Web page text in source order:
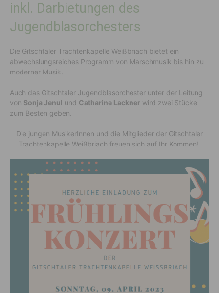
inkl. Darbietungen des
Jugendblasorchesters
Die Gitschtaler Trachtenkapelle Weißbriach bietet ein
abwechslungsreiches Programm von Marschmusik bis hin zu
moderner Musik.
Auch das Gitschtaler Jugendblasorchester unter der Leitung
von Sonja Jenul und Catharine Lackner wird zwei Stücke
zum Besten geben.
Die jungen MusikerInnen und die Mitglieder der Gitschtaler
Trachtenkapelle Weißbriach freuen sich auf Ihr Kommen!